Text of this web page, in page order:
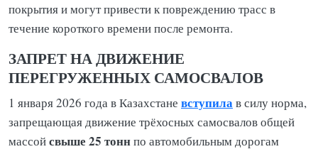
покрытия и могут привести к повреждению трасс в
течение короткого времени после ремонта.
ЗАПРЕТ НА ДВИЖЕНИЕ
ПЕРЕГРУЖЕННЫХ САМОСВАЛОВ
1 января 2026 года в Казахстане вступилав силу норма,
запрещающая движение трёхосных самосвалов общей
массойсвыше 25 тоннпо автомобильным дорогам